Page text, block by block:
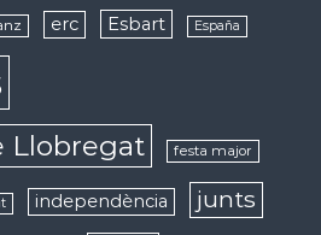
erc Esbart España
Llobregat festa major
independència junts